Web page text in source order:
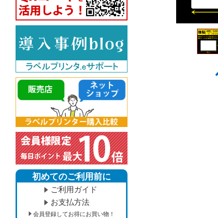
初めてのご利用前に
ご利用ガイド
お支払方法
会員登録してお得にお買い物！